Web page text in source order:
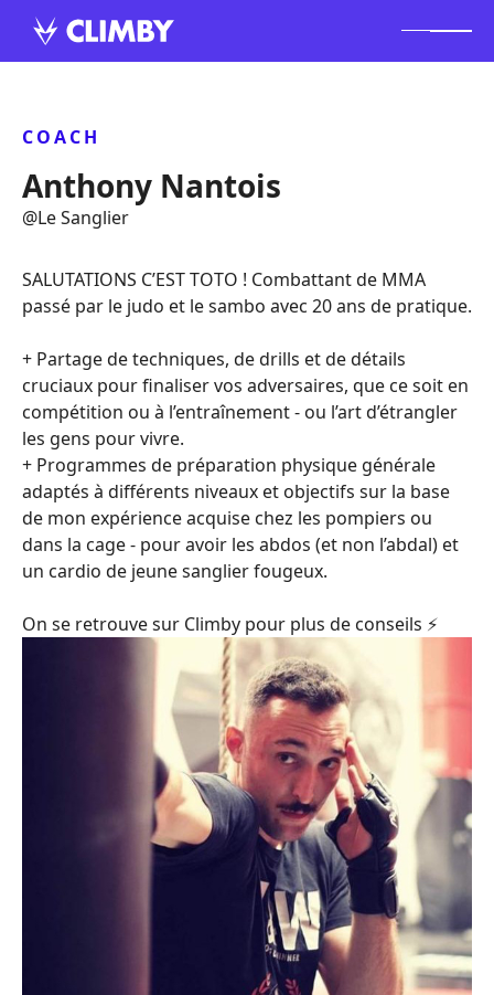
COACH
Anthony Nantois
@Le Sanglier
SALUTATIONS C’EST TOTO ! Combattant de MMA
passé par le judo et le sambo avec 20 ans de pratique.
+ Partage de techniques, de drills et de détails
cruciaux pour finaliser vos adversaires, que ce soit en
compétition ou à l’entraînement - ou l’art d’étrangler
les gens pour vivre.
+ Programmes de préparation physique générale
adaptés à différents niveaux et objectifs sur la base
de mon expérience acquise chez les pompiers ou
dans la cage - pour avoir les abdos (et non l’abdal) et
un cardio de jeune sanglier fougeux.
On se retrouve sur Climby pour plus de conseils ⚡️